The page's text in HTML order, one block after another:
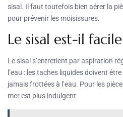
sisal. Il faut toutefois bien aérer la
pour prévenir les moisissures.
Le sisal est-il
Le sisal s’entretient par aspiration
l’eau : les taches liquides doivent
jamais frottées à l’eau. Pour les
mer est plus indulgent.